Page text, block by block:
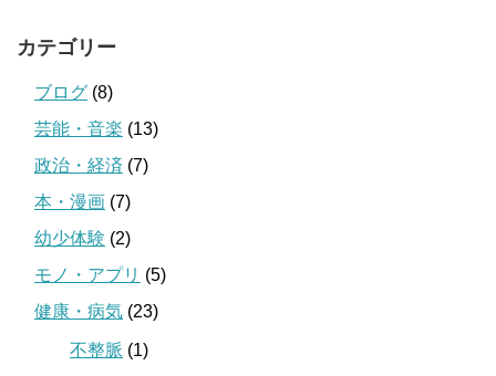
カテゴリー
ブログ (8)
芸能・音楽 (13)
政治・経済 (7)
本・漫画 (7)
幼少体験 (2)
モノ・アプリ (5)
健康・病気 (23)
不整脈 (1)